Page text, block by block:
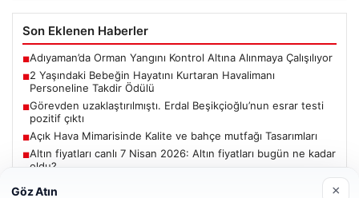
Son Eklenen Haberler
■Adıyaman’da Orman Yangını Kontrol Altına Alınmaya Çalışılıyor
■2 Yaşındaki Bebeğin Hayatını Kurtaran Havalimanı
Personeline Takdir Ödülü
■Görevden uzaklaştırılmıştı. Erdal Beşikçioğlu’nun esrar testi
pozitif çıktı
■Açık Hava Mimarisinde Kalite ve bahçe mutfağı Tasarımları
■Altın fiyatları canlı 7 Nisan 2026: Altın fiyatları bugün ne kadar
oldu?
Göz Atın ×